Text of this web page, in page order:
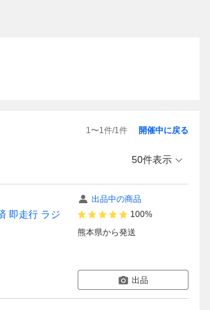
1〜1件/1件 開催中に戻る
50件表示
即走行 ラジ
出品中の商品
100%
熊本県から発送
出品